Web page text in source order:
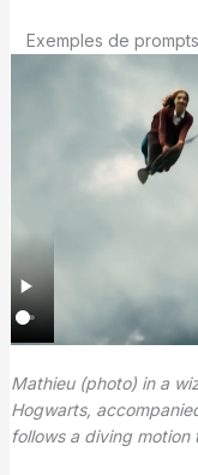
Exemples de
Mathieu (photo) in a
Hogwarts,
follows a diving motion